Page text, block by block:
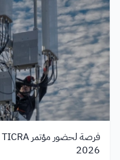
2026